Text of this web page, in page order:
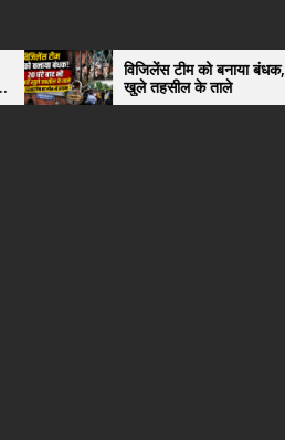
विजिलेंस टीम को बनाया बंधक, 20 घंटे बाद भी नहीं
खुले तहसील के ताले